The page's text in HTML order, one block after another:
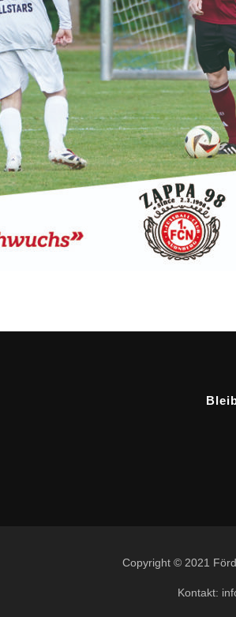
Copyright © 2021
Kontakt: